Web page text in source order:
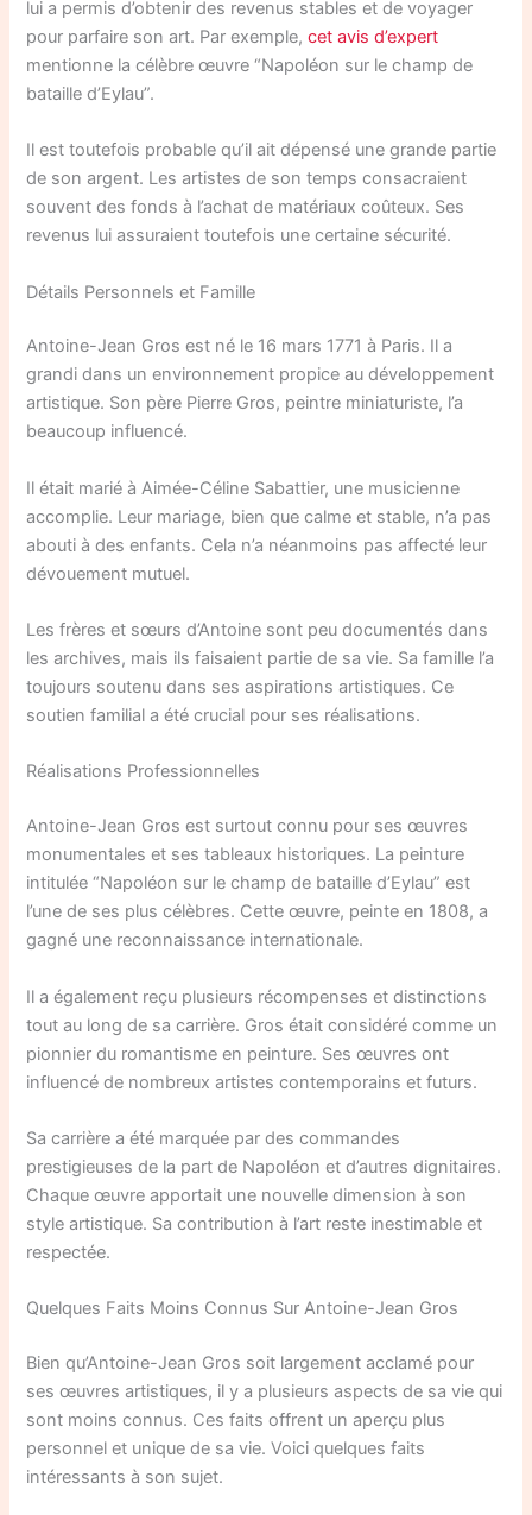
lui a permis d’obtenir des revenus stables et de voyager
pour parfaire son art. Par exemple,cet avis d’expert
mentionne la célèbre œuvre “Napoléon sur le champ de
bataille d’Eylau”.
Il est toutefois probable qu’il ait dépensé une grande partie
de son argent. Les artistes de son temps consacraient
souvent des fonds à l’achat de matériaux coûteux. Ses
revenus lui assuraient toutefois une certaine sécurité.
Détails Personnels et Famille
Antoine-Jean Gros est né le 16 mars 1771 à Paris. Il a
grandi dans un environnement propice au développement
artistique. Son père Pierre Gros, peintre miniaturiste, l’a
beaucoup influencé.
Il était marié à Aimée-Céline Sabattier, une musicienne
accomplie. Leur mariage, bien que calme et stable, n’a pas
abouti à des enfants. Cela n’a néanmoins pas affecté leur
dévouement mutuel.
Les frères et sœurs d’Antoine sont peu documentés dans
les archives, mais ils faisaient partie de sa vie. Sa famille l’a
toujours soutenu dans ses aspirations artistiques. Ce
soutien familial a été crucial pour ses réalisations.
Réalisations Professionnelles
Antoine-Jean Gros est surtout connu pour ses œuvres
monumentales et ses tableaux historiques. La peinture
intitulée “Napoléon sur le champ de bataille d’Eylau” est
l’une de ses plus célèbres. Cette œuvre, peinte en 1808, a
gagné une reconnaissance internationale.
Il a également reçu plusieurs récompenses et distinctions
tout au long de sa carrière. Gros était considéré comme un
pionnier du romantisme en peinture. Ses œuvres ont
influencé de nombreux artistes contemporains et futurs.
Sa carrière a été marquée par des commandes
prestigieuses de la part de Napoléon et d’autres dignitaires.
Chaque œuvre apportait une nouvelle dimension à son
style artistique. Sa contribution à l’art reste inestimable et
respectée.
Quelques Faits Moins Connus Sur Antoine-Jean Gros
Bien qu’Antoine-Jean Gros soit largement acclamé pour
ses œuvres artistiques, il y a plusieurs aspects de sa vie qui
sont moins connus. Ces faits offrent un aperçu plus
personnel et unique de sa vie. Voici quelques faits
intéressants à son sujet.